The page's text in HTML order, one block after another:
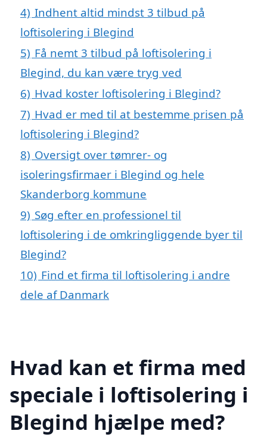
4) Indhent altid mindst 3 tilbud på
loftisolering i Blegind
5) Få nemt 3 tilbud på loftisolering i
Blegind, du kan være tryg ved
6) Hvad koster loftisolering i Blegind?
7) Hvad er med til at bestemme prisen på
loftisolering i Blegind?
8) Oversigt over tømrer- og
isoleringsfirmaer i Blegind og hele
Skanderborg kommune
9) Søg efter en professionel til
loftisolering i de omkringliggende byer til
Blegind?
10) Find et firma til loftisolering i andre
dele af Danmark
Hvad kan et firma med
speciale i loftisolering i
Blegind hjælpe med?